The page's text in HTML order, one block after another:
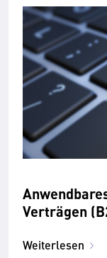
Ver­trägen
Weiterlesen